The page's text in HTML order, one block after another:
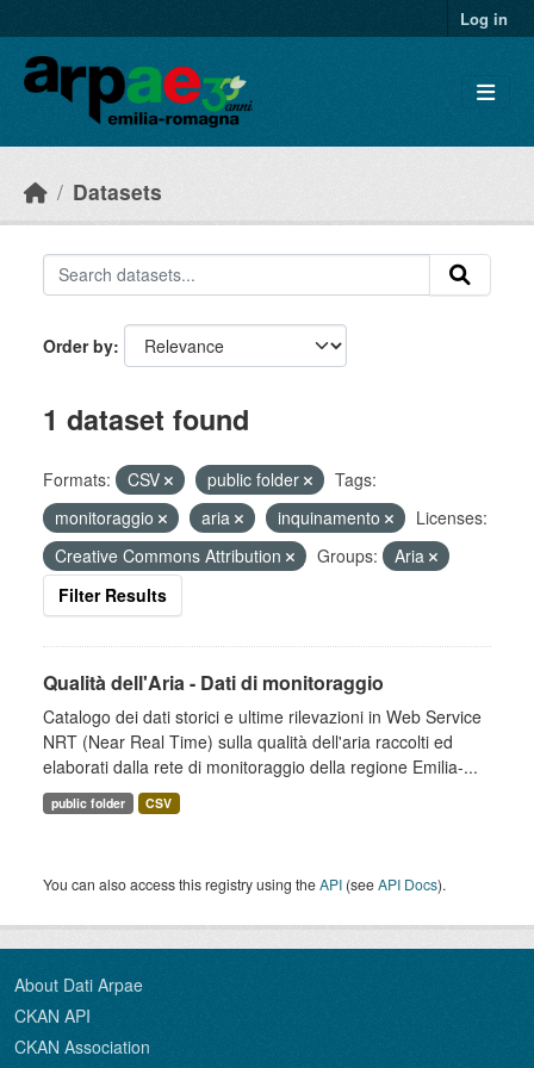
Log in
Datasets
Order by
1 dataset found
Formats: CSV public folder
Tags:
monitoraggio
aria inquinamento
Licenses:
Creative Commons Attribution
Groups:
Aria
Filter Results
Qualità dell'Aria - Dati di monitoraggio
Catalogo dei dati storici e ultime rilevazioni in Web Service
NRT (Near Real Time) sulla qualità dell'aria raccolti ed
elaborati dalla rete di monitoraggio della regione Emilia-...
public folder CSV
You can also access this registry using theAPI (seeAPI Docs).
About Dati Arpae
CKAN API
CKAN Association